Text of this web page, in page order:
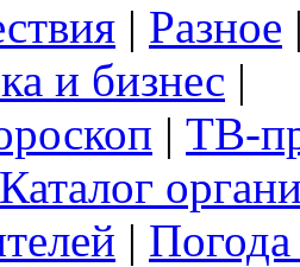
| Разное
и бизнес |
| ТВ-
Каталог
|